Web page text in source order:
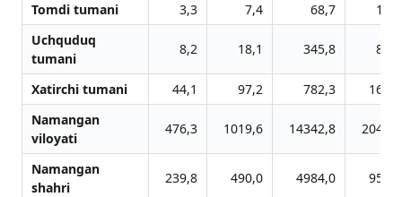
Tomdi tumani
3,3 7,4 68,7
12,5
Uchquduq
tumani
8,2 18,1 345,8 88,8
Xatirchi tumani 44,1 97,2 782,3
169,9
Namangan
viloyati
476,3 1019,6 14342,8 2041,4
Namangan
shahri
239,8 490,0 4984,0 956,8